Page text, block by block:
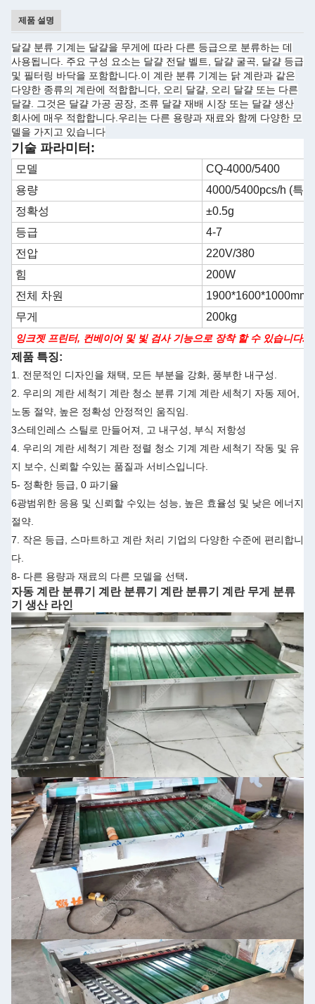
제품 설명
달걀 분류 기계는 달걀을 무게에 따라 다른 등급으로 분류하는 데
사용됩니다. 주요 구성 요소는 달걀 전달 벨트, 달걀 굴곡, 달걀 등급
및 필터링 바닥을 포함합니다.이 계란 분류 기계는 닭 계란과 같은
다양한 종류의 계란에 적합합니다, 오리 달걀, 오리 달걀 또는 다른
달걀. 그것은 달걀 가공 공장, 조류 달걀 재배 시장 또는 달걀 생산
회사에 매우 적합합니다.우리는 다른 용량과 재료와 함께 다양한 모
델을 가지고 있습니다
기술 파라미터:
모델
CQ-4000/5400
용량
4000/5400pcs/h (특
정확성
±0.5g
등급
4-7
전압
220V/380
힘
200W
전체 차원
1900*1600*1000mm
무게
200kg
잉크젯 프린터, 컨베이어 및 빛 검사 기능으로 장착 할 수 있습니다.
제품 특징:
1. 전문적인 디자인을 채택, 모든 부분을 강화, 풍부한 내구성.
2. 우리의 계란 세척기 계란 청소 분류 기계 계란 세척기 자동 제어,
노동 절약, 높은 정확성 안정적인 움직임.
3스테인레스 스틸로 만들어져, 고 내구성, 부식 저항성
4. 우리의 계란 세척기 계란 정렬 청소 기계 계란 세척기 작동 및 유
지 보수, 신뢰할 수있는 품질과 서비스입니다.
5- 정확한 등급, 0 파기율
6광범위한 응용 및 신뢰할 수있는 성능, 높은 효율성 및 낮은 에너지
절약.
7. 작은 등급, 스마트하고 계란 처리 기업의 다양한 수준에 편리합니
다.
8- 다른 용량과 재료의 다른 모델을 선택.
자동 계란 분류기 계란 분류기 계란 분류기 계란 무게 분류
기 생산 라인